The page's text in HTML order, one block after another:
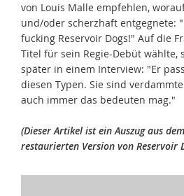
von Louis Malle empfehlen,
und/oder scherzhaft entgegnete:
fucking Reservoir Dogs!" Auf die
Titel für sein Regie-Debüt wählte,
später in einem Interview: "Er
diesen Typen. Sie sind verdammte
auch immer das bedeuten mag."
(Dieser Artikel ist ein Auszug aus
restaurierten Version von Reservoir